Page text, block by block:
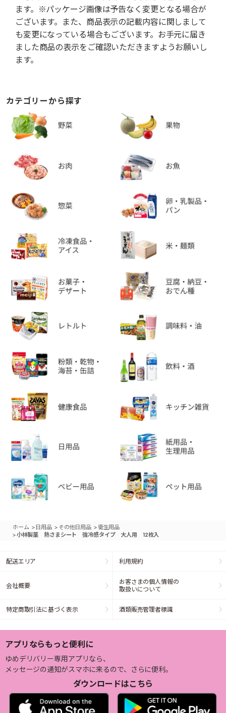
ます。※パッケージ画像は予告なく変更となる場合が
ございます。また、商品表示の記載内容に関しまして
も変更になっている場合もございます。お手元に届き
ました商品の表示をご確認いただきますようお願いし
ます。
カテゴリーから探す
ホーム > 日用品 > その他日用品 > 衛生用品
>小林製薬 熱さまシート 強冷感タイプ 大人用 12枚入
配送エリア 利用規約
会社概要
お客さまの個人情報の
取扱いについて
特定商取引法に基づく表示 酒類販売管理者標識
アプリならもっと便利に
ゆめデリバリー専用アプリなら、
メッセージの通知がスマホに来るので、さらに便利。
ダウンロードはこちら